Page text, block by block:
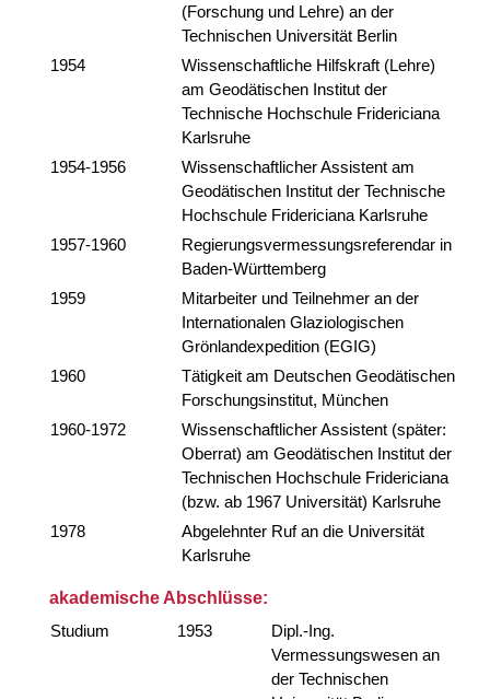
(Forschung und Lehre) an der
Technischen Universität Berlin
1954
Wissenschaftliche Hilfskraft (Lehre)
am Geodätischen Institut der
Technische Hochschule Fridericiana
Karlsruhe
1954-1956
Wissenschaftlicher Assistent am
Geodätischen Institut der Technische
Hochschule Fridericiana Karlsruhe
1957-1960
Regierungsvermessungsreferendar in
Baden-Württemberg
1959
Mitarbeiter und Teilnehmer an der
Internationalen Glaziologischen
Grönlandexpedition (EGIG)
1960
Tätigkeit am Deutschen Geodätischen
Forschungsinstitut, München
1960-1972
Wissenschaftlicher Assistent (später:
Oberrat) am Geodätischen Institut der
Technischen Hochschule Fridericiana
(bzw. ab 1967 Universität) Karlsruhe
1978
Abgelehnter Ruf an die Universität
Karlsruhe
akademische Abschlüsse:
Studium
1953
Dipl.-Ing.
Vermessungswesen an
der Technischen